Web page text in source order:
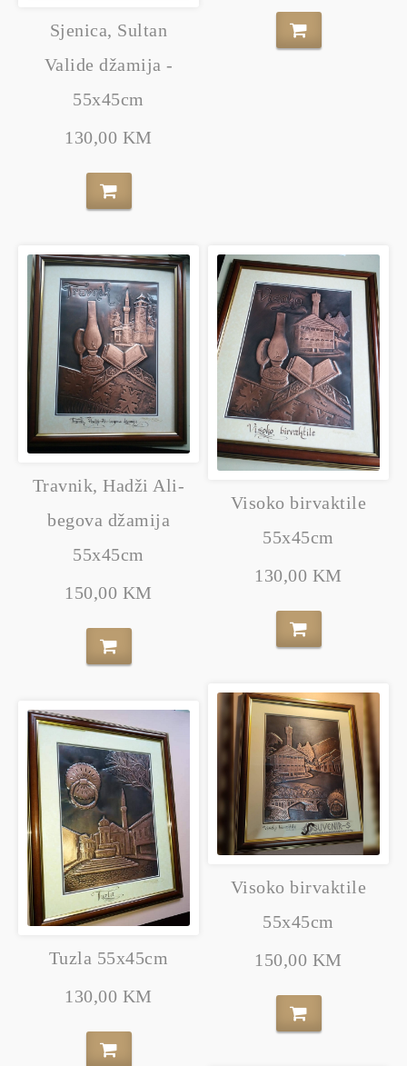
Sjenica, Sultan
Valide džamija -
55x45cm
130,00 KM
Travnik, Hadži Ali-
begova džamija
55x45cm
150,00 KM
Tuzla 55x45cm
130,00 KM
Visoko birvaktile
55x45cm
130,00 KM
Visoko birvaktile
55x45cm
150,00 KM